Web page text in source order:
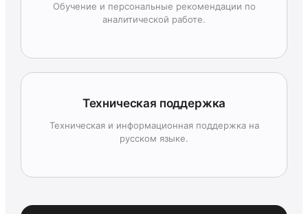
Обучение и персональные рекомендации по
аналитической работе.
Техническая поддержка
Техническая и информационная поддержка на
русском языке.